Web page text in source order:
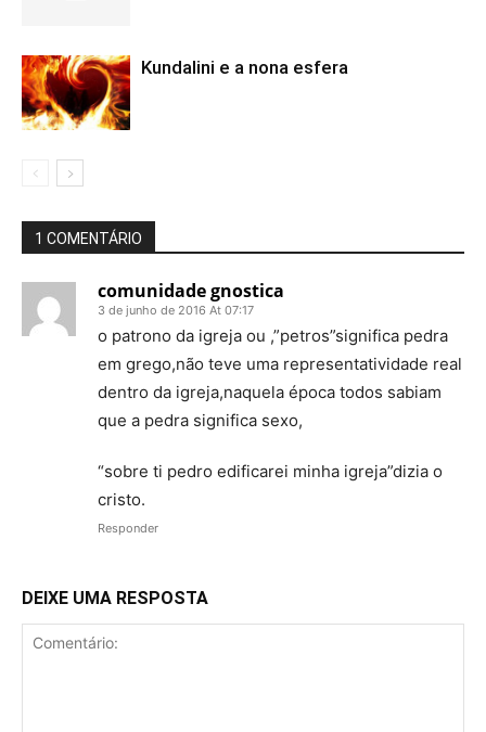
Kundalini e a nona esfera
1 COMENTÁRIO
comunidade gnostica
3 de junho de 2016 At 07:17
o patrono da igreja ou ,”petros”significa pedra
em grego,não teve uma representatividade real
dentro da igreja,naquela época todos sabiam
que a pedra significa sexo,
“sobre ti pedro edificarei minha igreja”dizia o
cristo.
Responder
DEIXE UMA RESPOSTA